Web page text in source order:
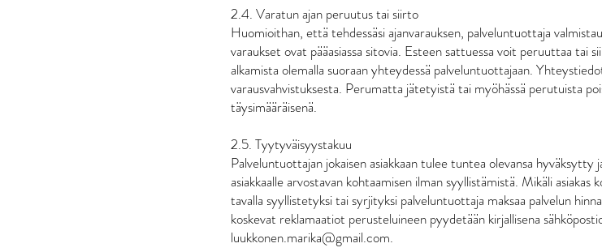
2.4. Varatun ajan peruutus tai siirto
Huomioithan, että tehdessäsi ajanvarauksen, palveluntuottaja
varaukset ovat pääasiassa sitovia. Esteen sattuessa voit peruuttaa tai
alkamista olemalla suoraan yhteydessä palveluntuottajaan.
varausvahvistuksesta. Perumatta jätetyistä tai myöhässä perutuista
täysimääräisenä.
2.5. Tyytyväisyystakuu
Palveluntuottajan jokaisen asiakkaan tulee tuntea olevansa hyväksytty
asiakkaalle arvostavan kohtaamisen ilman syyllistämistä. Mikäli asiakas
tavalla syyllistetyksi tai syrjityksi palveluntuottaja maksaa palvelun
koskevat reklamaatiot perusteluineen pyydetään kirjallisena
luukkonen.marika@gmail.com.